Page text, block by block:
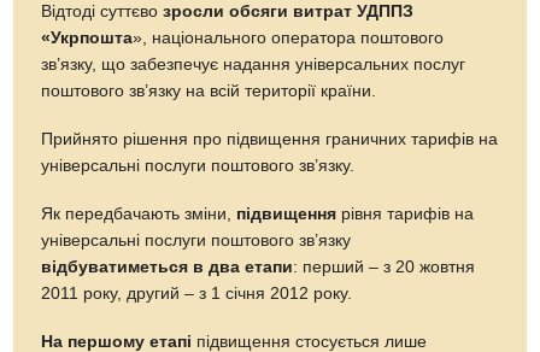
Відтоді суттєвозросли обсяги витрат УДППЗ
«Укрпошта», національного оператора поштового
зв’язку, що забезпечує надання універсальних послуг
поштового зв’язку на всій території країни.
Прийнято рішення про підвищення граничних тарифів на
універсальні послуги поштового зв’язку.
Як передбачають зміни, підвищення рівня тарифів на
універсальні послуги поштового зв’язку
відбуватиметься в два етапи: перший – з 20 жовтня
2011 року, другий – з 1 січня 2012 року.
На першому етапі підвищення стосується лише